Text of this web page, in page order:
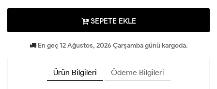
SEPETE EKLE
En geç 12 Ağustos, 2026 Çarşamba günü kargoda.
Ürün Bilgileri Ödeme Bilgileri